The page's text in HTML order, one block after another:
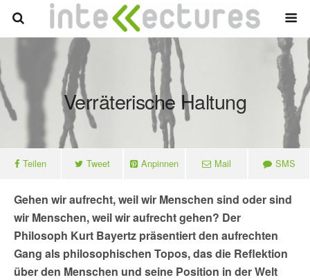
Verräterische Haltung
Teilen Tweet Anpinnen Mail SMS
Gehen wir aufrecht, weil wir Menschen sind oder sind
wir Menschen, weil wir aufrecht gehen? Der
Philosoph Kurt Bayertz präsentiert den aufrechten
Gang als philosophischen Topos, das die Reflektion
über den Menschen und seine Position in der Welt